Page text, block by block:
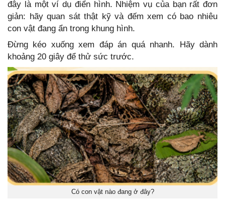
đây là một ví dụ điển hình. Nhiệm vụ của bạn rất đơn
giản: hãy quan sát thật kỹ và đếm xem có bao nhiêu
con vật đang ẩn trong khung hình.
Đừng kéo xuống xem đáp án quá nhanh. Hãy dành
khoảng 20 giây để thử sức trước.
Có con vật nào đang ở đây?